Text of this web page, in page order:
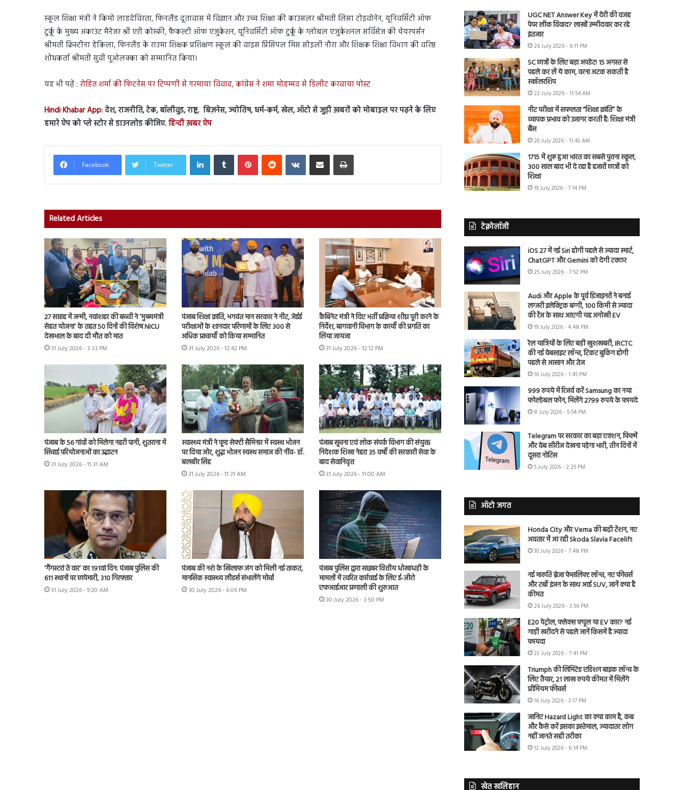
स्कूल शिक्षा मंत्री ने किमो लाहदेविरता, फिनलैंड दूतावास में विज्ञान और उच्च शिक्षा की काउंसलर श्रीमती लिसा टोइवोनेन, यूनिवर्सिटी ऑफ
टुर्कू के मुख्य अकाउंट मैनेजर श्री एरी कोस्की, फैकल्टी ऑफ एजुकेशन, यूनिवर्सिटी ऑफ टुर्कू के ग्लोबल एजुकेशनल सर्विसेज की चेयरपर्सन
श्रीमती क्रिस्टीना हेकिला, फिनलैंड के राउमा शिक्षक प्रशिक्षण स्कूल की वाइस प्रिंसिपल मिस सोइली नौरा और शिक्षक शिक्षा विभाग की वरिष्ठ
शोधकर्ता श्रीमती सुवी पुओलक्का को सम्मानित किया।
यह भी पढ़ें : रोहित शर्मा की फिटनेस पर टिप्पणी से गरमाया विवाद, कांग्रेस ने शमा मोहम्मद से डिलीट करवाया पोस्ट
Hindi Khabar App:देश, राजनीति, टेक, बॉलीवुड, राष्ट्र, बिज़नेस, ज्योतिष, धर्म-कर्म, खेल, ऑटो से जुड़ी ख़बरों को मोबाइल पर पढ़ने के लिए
हमारे ऐप को प्ले स्टोर से डाउनलोड कीजिए.हिन्दी ख़बर ऐप
Facebook Twitter
LinkedInTumblr PinterestReddit VKontakteShare via Email Print
Related Articles
27 सप्ताह में जन्मी, नवांशहर की बच्ची ने ‘मुख्यमंत्री
सेहत योजना’ के तहत 50 दिनों की विशेष NICU
देखभाल के बाद दी मौत को मात
31 July 2026 - 3:33 PM
पंजाब शिक्षा क्रांति, भगवंत मान सरकार ने नीट, जेईई
परीक्षाओं के शानदार परिणामों के लिए 300 से
अधिक प्राचार्यों को किया सम्मानित
31 July 2026 - 12:42 PM
कैबिनेट मंत्री ने दिए भर्ती प्रक्रिया शीघ्र पूरी करने के
निर्देश, बागवानी विभाग के कार्यों की प्रगति का
लिया जायजा
31 July 2026 - 12:12 PM
पंजाब के 56 गांवों को मिलेगा नहरी पानी, शुतराना में
सिंचाई परियोजनाओं का उद्घाटन
31 July 2026 - 11:31 AM
स्वास्थ्य मंत्री ने फूड सेफ्टी सैमिनार में स्वस्थ भोजन
पर दिया जोर, शुद्ध भोजन स्वस्थ समाज की नींव- डॉ.
बलबीर सिंह
31 July 2026 - 11:31 AM
पंजाब सूचना एवं लोक संपर्क विभाग की संयुक्त
निदेशक शिखा नेहरा 35 वर्षों की सरकारी सेवा के
बाद सेवानिवृत्त
31 July 2026 - 11:00 AM
‘गैंगस्टरां ते वार’ का 191वां दिन: पंजाब पुलिस की
611 स्थानों पर छापेमारी, 310 गिरफ्तार
31 July 2026 - 9:20 AM
पंजाब की नशे के खिलाफ जंग को मिली नई ताकत,
मानसिक स्वास्थ्य लीडर्स संभालेंगे मोर्चा
30 July 2026 - 6:06 PM
पंजाब पुलिस द्वारा साइबर वित्तीय धोखाधड़ी के
मामलों में त्वरित कार्रवाई के लिए ई-ज़ीरो
एफआईआर प्रणाली की शुरुआत
30 July 2026 - 3:50 PM
UGC NET Answer Key में देरी की वजह
पेपर लीक विवाद? लाखों उम्मीदवार कर रहे
इंतजार
26 July 2026 - 6:11 PM
SC छात्रों के लिए बड़ा अपडेट! 15 अगस्त से
पहले कर लें ये काम, वरना अटक सकती है
स्कॉलरशिप
22 July 2026 - 11:54 AM
नीट परीक्षा में सफलता “शिक्षा क्रांति” के
व्यापक प्रभाव को उजागर करती है: शिक्षा मंत्री
बैंस
20 July 2026 - 11:43 AM
1715 में शुरू हुआ भारत का सबसे पुराना स्कूल,
300 साल बाद भी दे रहा है हजारों छात्रों को
शिक्षा
19 July 2026 - 7:14 PM
टेक्नोलॉजी
iOS 27 में नई Siri होगी पहले से ज्यादा स्मार्ट,
ChatGPT और Gemini को देगी टक्कर
25 July 2026 - 7:52 PM
Audi और Apple के पूर्व डिजाइनरों ने बनाई
लग्जरी इलेक्ट्रिक बग्गी, 100 किमी से ज्यादा
की रेंज के साथ आएगी यह अनोखी EV
19 July 2026 - 4:48 PM
रेल यात्रियों के लिए बड़ी खुशखबरी, IRCTC
की नई वेबसाइट लॉन्च, टिकट बुकिंग होगी
पहले से आसान और तेज
16 July 2026 - 1:45 PM
999 रुपये में रिजर्व करें Samsung का नया
फोल्डेबल फोन, मिलेंगे 2799 रुपये के फायदे
8 July 2026 - 5:54 PM
Telegram पर सरकार का बड़ा एक्शन, फिल्में
और वेब सीरीज देखना पड़ेगा भारी, तीन दिनों में
दूसरा नोटिस
5 July 2026 - 2:25 PM
ऑटो जगत
Honda City और Verna की बढ़ी टेंशन, नए
अवतार में आ रही Skoda Slavia Facelift
30 July 2026 - 7:48 PM
नई मारुति ब्रेजा फेसलिफ्ट लॉन्च, नए फीचर्स
और टर्बो इंजन के साथ आई SUV, जानें क्या है
कीमत
26 July 2026 - 3:56 PM
E20 पेट्रोल, फ्लेक्स फ्यूल या EV कार? नई
गाड़ी खरीदने से पहले जानें किसमें है ज्यादा
फायदा
23 July 2026 - 7:41 PM
Triumph की लिमिटेड एडिशन बाइक लॉन्च के
लिए तैयार, 21 लाख रुपये कीमत में मिलेंगे
प्रीमियम फीचर्स
16 July 2026 - 3:17 PM
जानिए Hazard Light का क्या काम है, कब
और कैसे करें इसका इस्तेमाल, ज्यादातर लोग
नहीं जानते सही तरीका
12 July 2026 - 6:14 PM
खेत खलिहान